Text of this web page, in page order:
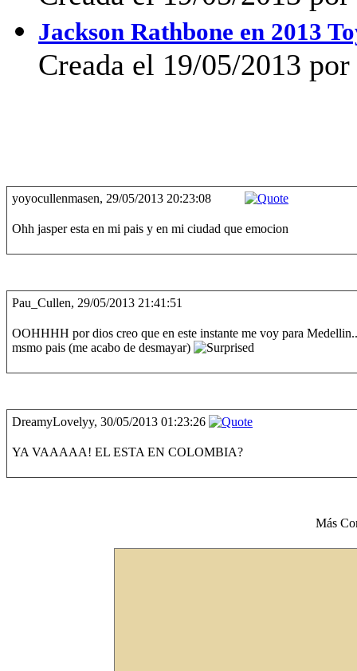
Jackson Rathbone en 2013
Creada el 19/05/2013
yoyocullenmasen, 29/05/2013 20:23:08
Ohh jasper esta en mi pais y en mi ciudad que emocion
Pau_Cullen, 29/05/2013 21:41:51
OOHHHH por dios creo que en este instante me voy para
msmo pais (me acabo de desmayar)
DreamyLovelyy, 30/05/2013 01:23:26
YA VAAAAA! EL ESTA EN COLOMBIA?
Más